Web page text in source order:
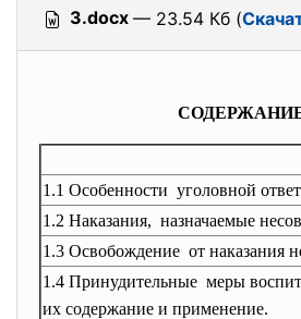
3.docx — 23.54 Кб (
1.1 Особенности уголовной
1.2 Наказания, назначаемые
1.3 Освобождение от наказания
1.4 Принудительные меры
их содержание и применение.